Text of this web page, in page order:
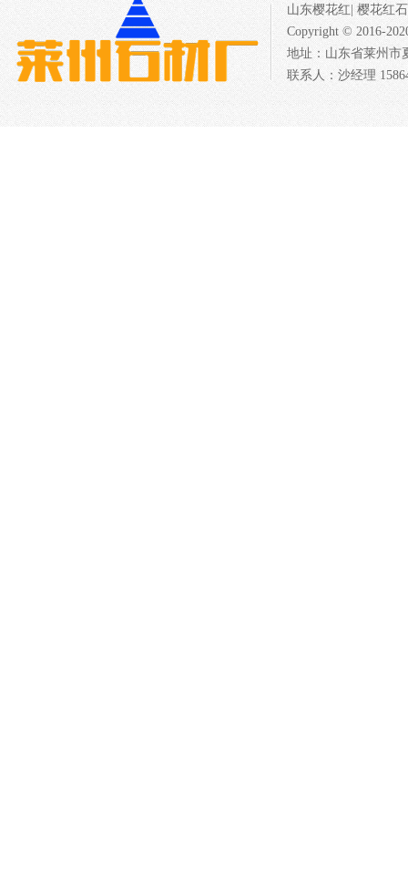
山东樱花红 |樱花红
Copyright © 2016-
地址：山东省莱州市
联系人：沙经理